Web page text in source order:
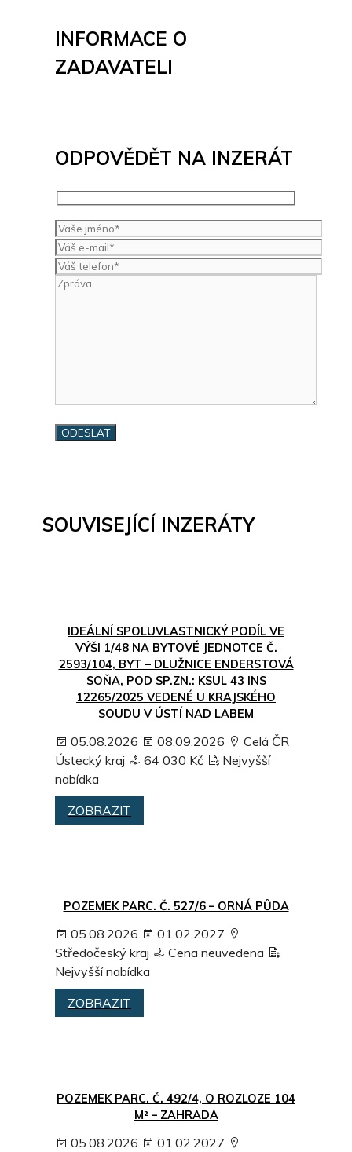
INFORMACE O
ZADAVATELI
ODPOVĚDĚT NA INZERÁT
SOUVISEJÍCÍ INZERÁTY
IDEÁLNÍ SPOLUVLASTNICKÝ PODÍL VE
VÝŠI 1/48 NA BYTOVÉ JEDNOTCE Č.
2593/104, BYT – DLUŽNICE ENDERSTOVÁ
SOŇA, POD SP.ZN.: KSUL 43 INS
12265/2025 VEDENÉ U KRAJSKÉHO
SOUDU V ÚSTÍ NAD LABEM
05.08.2026 08.09.2026
Celá ČR
Ústecký kraj
64 030 Kč
Nejvyšší
nabídka
ZOBRAZIT
POZEMEK PARC. Č. 527/6 – ORNÁ PŮDA
05.08.2026
01.02.2027
Středočeský kraj
Cena neuvedena
Nejvyšší nabídka
ZOBRAZIT
POZEMEK PARC. Č. 492/4, O ROZLOZE 104
M² – ZAHRADA
05.08.2026
01.02.2027